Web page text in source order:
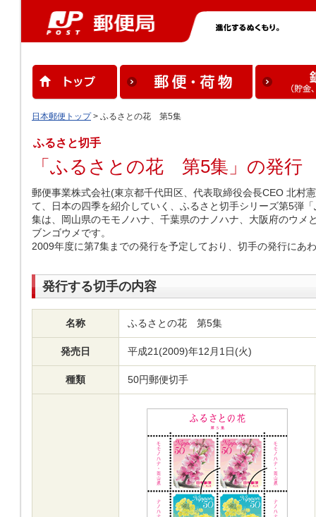
日本郵便トップ> ふるさとの花 第5集
ふるさと切手
「ふるさとの花 第5集」の発行
郵便事業株式会社(東京都千代田区、代表取締役会長CEO 北村
て、日本の四季を紹介していく、ふるさと切手シリーズ第5弾
集は、岡山県のモモノハナ、千葉県のナノハナ、大阪府のウメ
ブンゴウメです。
2009年度に第7集までの発行を予定しており、切手の発行にあ
発行する切手の内容
名称 ふるさとの花 第5集
発売日 平成21(2009)年12月1日(火)
種類 50円郵便切手